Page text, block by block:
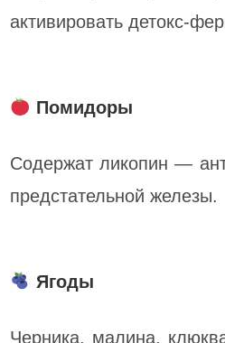
активировать детокс-
Помидоры
Содержат ликопин —
предстательной железы.
Ягоды
Черника, малина,